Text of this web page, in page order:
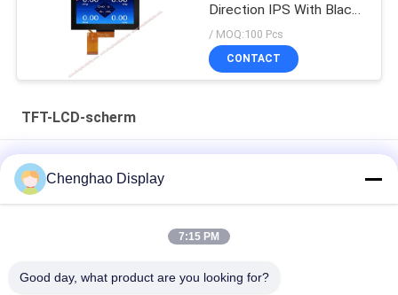
Direction IPS With Black
Glass Cover
/ MOQ:100 Pcs
CONTACT
TFT-LCD-scherm
Lcd Factory 3,5 inch Custom Small Tft Lcd Display met
capacitieve touch
1920*480 Hoge resolutie LCD-scherm 8 inch IPS-scherm
Chenghao Display
7:15 PM
Good day, what product are you looking for?